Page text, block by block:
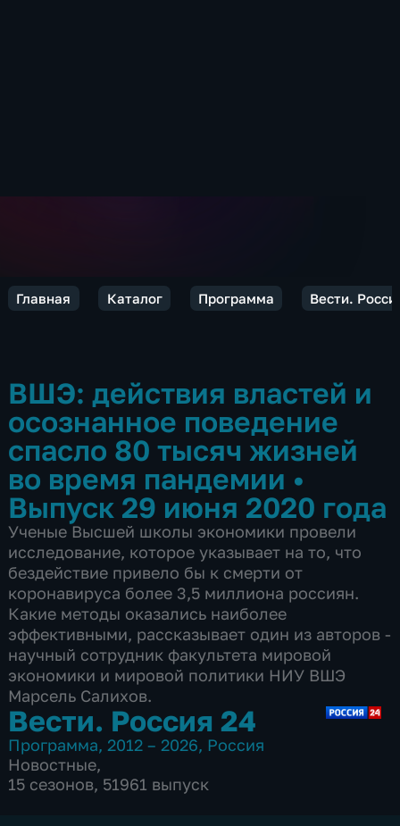
Главная Каталог Программа Вести.
ВШЭ: действия властей и
осознанное поведение
спасло 80 тысяч жизней
во время пандемии •
Выпуск 29 июня 2020 года
Ученые Высшей школы экономики провели
исследование, которое указывает на то, что
бездействие привело бы к смерти от
коронавируса более 3,5 миллиона россиян.
Какие методы оказались наиболее
эффективными, рассказывает один из авторов -
научный сотрудник факультета мировой
экономики и мировой политики НИУ ВШЭ
Марсель Салихов.
Вести. Россия 24
Программа, 2012 – 2026, Россия
Новостные,
15 сезонов, 51961 выпуск